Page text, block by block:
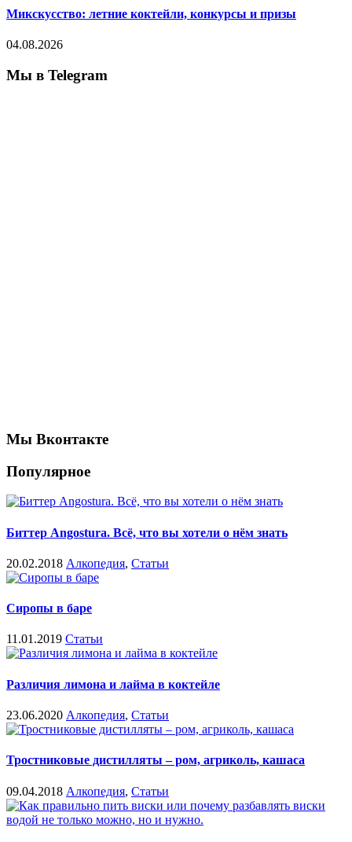
Микскусство: летние коктейли, конкурсы и призы
04.08.2026
Мы в Telegram
Мы Вконтакте
Популярное
Биттер Angostura. Всё, что вы хотели о нём знать
20.02.2018 Алкопедия, Статьи
Сиропы в баре
11.01.2019 Статьи
Различия лимона и лайма в коктейле
23.06.2020 Алкопедия, Статьи
Тростниковые дистилляты – ром, агриколь, кашаса
09.04.2018 Алкопедия, Статьи